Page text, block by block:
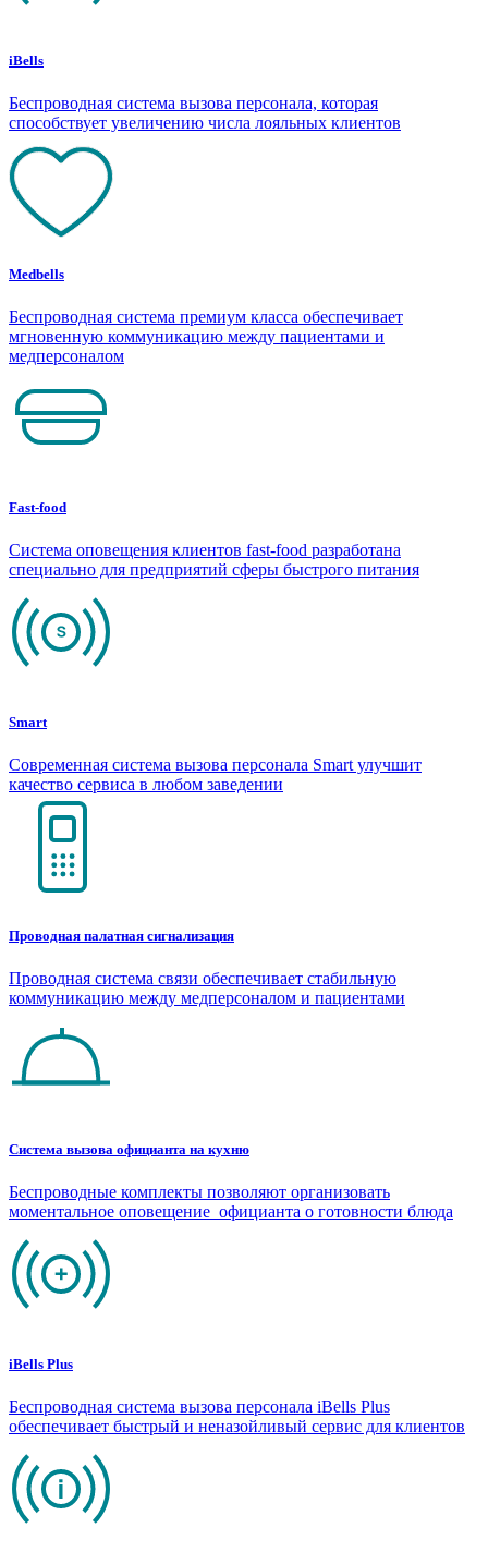
iBells
Беспроводная система вызова персонала, которая
способствует увеличению числа лояльных клиентов
Medbells
Беспроводная система премиум класса обеспечивает
мгновенную коммуникацию между пациентами и
медперсоналом
Fast-food
Система оповещения клиентов fast-food разработана
специально для предприятий сферы быстрого питания
Smart
Современная система вызова персонала Smart улучшит
качество сервиса в любом заведении
Проводная палатная сигнализация
Проводная система связи обеспечивает стабильную
коммуникацию между медперсоналом и пациентами
Система вызова официанта на кухню
Беспроводные комплекты позволяют организовать
моментальное оповещение официанта о готовности блюда
iBells Plus
Беспроводная система вызова персонала iBells Plus
обеспечивает быстрый и неназойливый сервис для клиентов